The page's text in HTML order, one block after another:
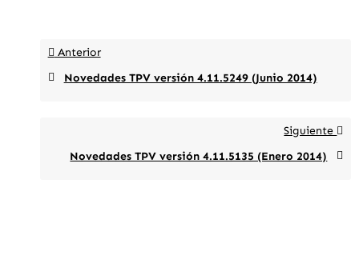
Anterior
Novedades TPV versión 4.11.5249 (Junio 2014)
Siguiente
Novedades TPV versión 4.11.5135 (Enero 2014)